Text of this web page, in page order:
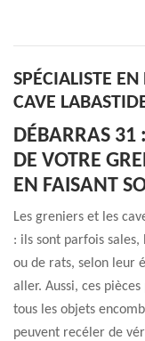
SPÉCIALISTE
CAVE
DÉBARRAS 31
DE VOTRE
EN FAISANT
Les greniers et les
: ils sont parfois
ou de rats, selon leur
aller. Aussi, ces
tous les objets
peuvent recéler de